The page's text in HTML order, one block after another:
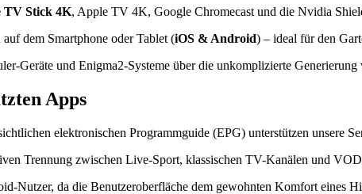
TV Stick 4K, Apple TV 4K, Google Chromecast und die Nvidia
dem Smartphone oder Tablet (iOS & Android) – ideal für den
Geräte und Enigma2-Systeme über die unkomplizierte
Apps
elektronischen Programmguide (EPG) unterstützen unsere
Trennung zwischen Live-Sport, klassischen TV-Kanälen und
Nutzer, da die Benutzeroberfläche dem gewohnten Komfort eines